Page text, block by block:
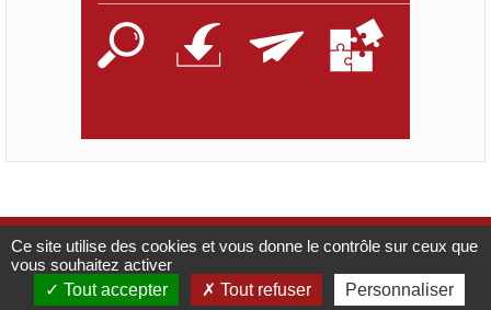
Mentions légales Catalogue CMA France
Ce site utilise des cookies et vous donne le contrôle sur ceux que
vous souhaitez activer
Tout accepter
Tout refuser Personnaliser